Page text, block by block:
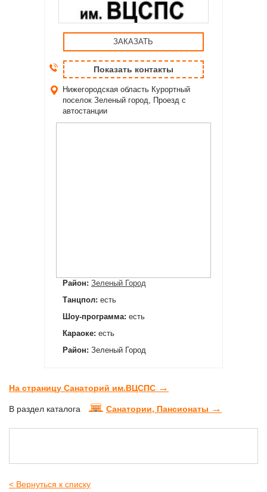
ЗАКАЗАТЬ
Показать контакты
Нижегородская область Курортный
поселок Зеленый город, Проезд с
автостанции
Район: Зеленый Город
Танцпол: есть
Шоу-программа: есть
Караоке: есть
Район: Зеленый Город
На страницу Санаторий им.ВЦСПС →
В раздел каталога Санатории, Пансионаты →
< Вернуться к списку